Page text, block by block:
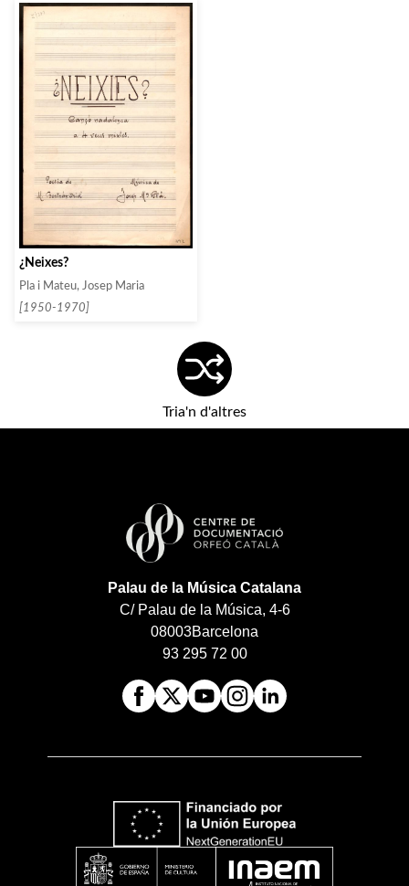
¿Neixes?
Pla i Mateu, Josep Maria
[1950-1970]
Tria'n d'altres
Palau de la Música Catalana
C/ Palau de la Música, 4-6
08003Barcelona
93 295 72 00